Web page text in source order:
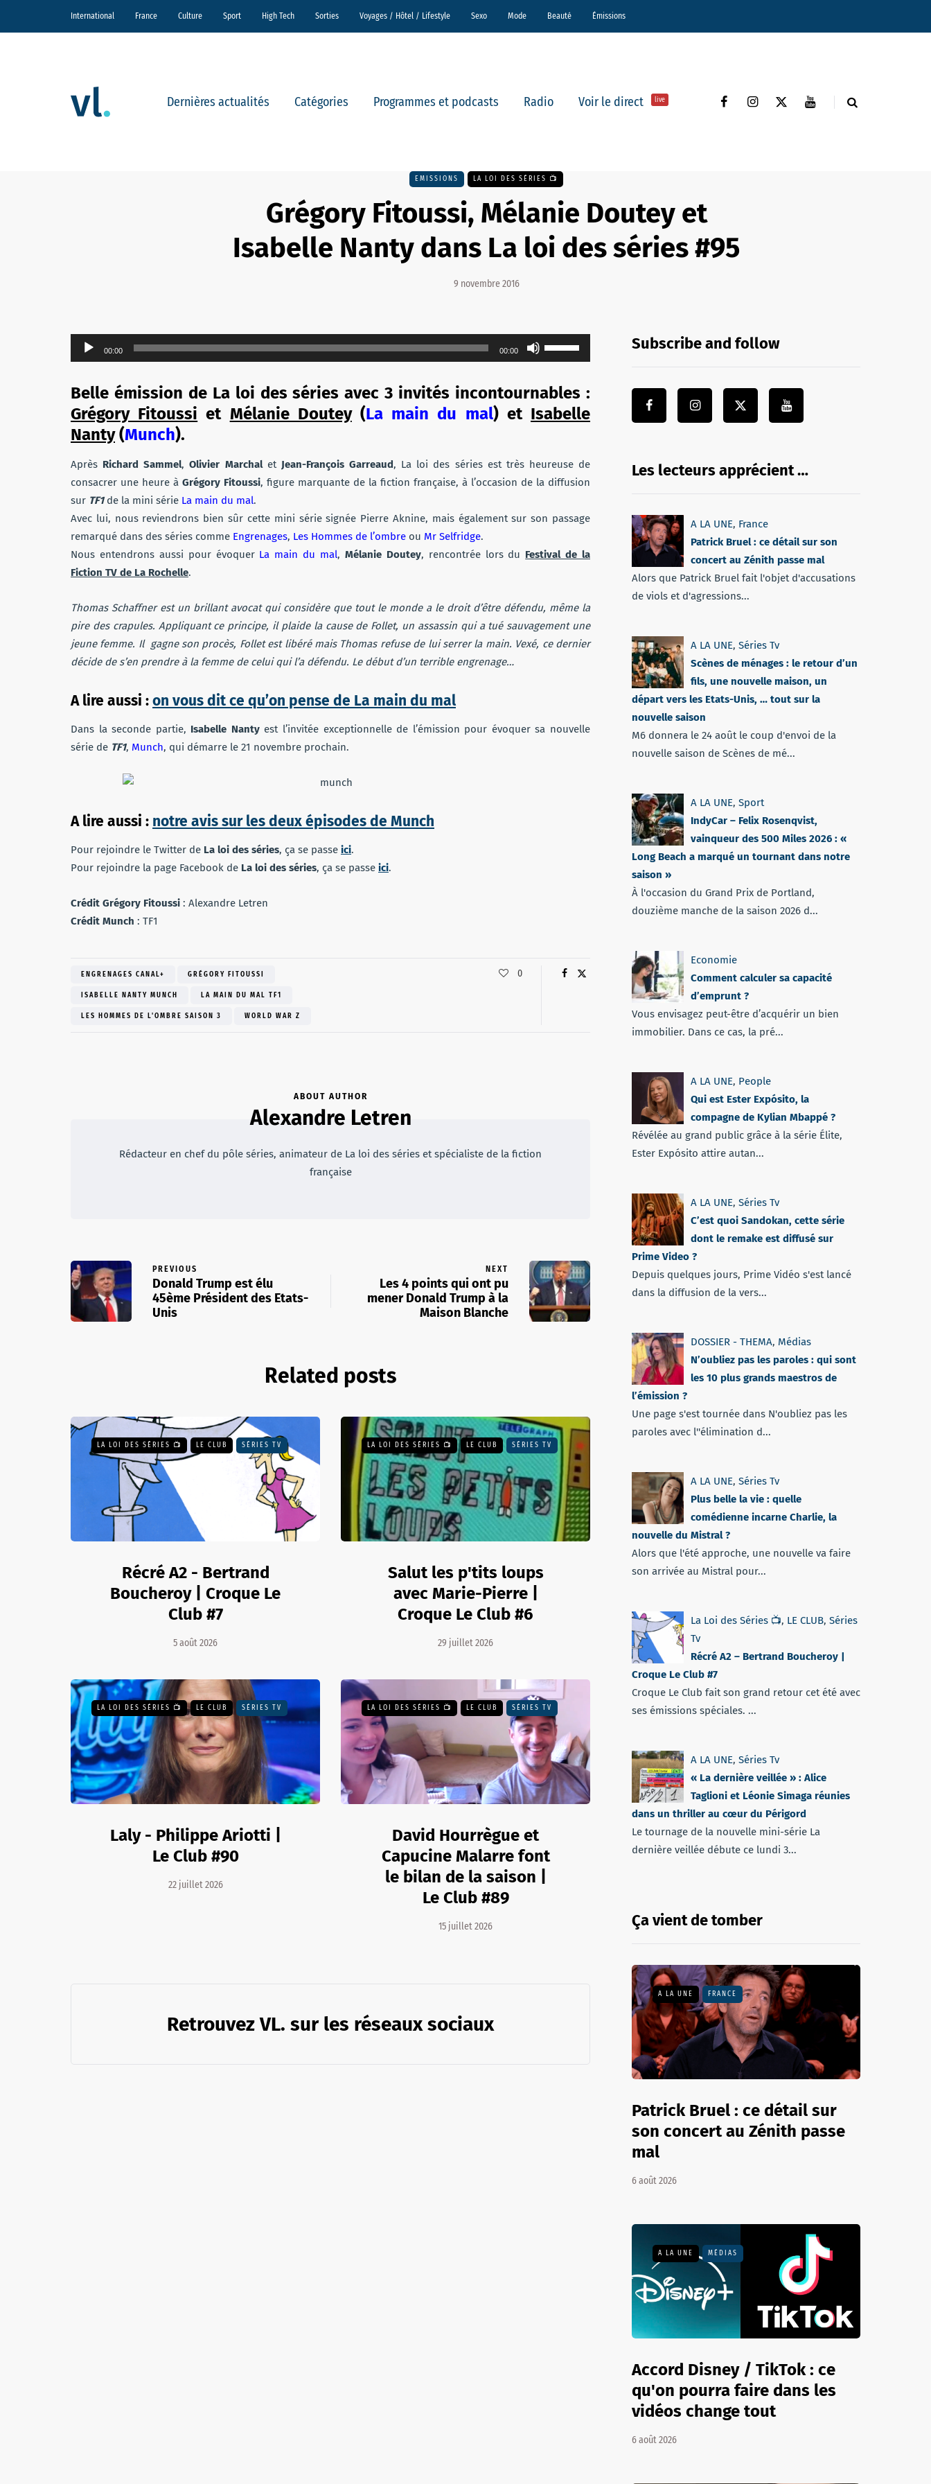
International France Culture Sport High Tech Sorties Voyages / Hôtel / Lifestyle Sexo Mode Beauté Émissions
Dernières actualités Catégories Programmes et podcasts Radio Voir le direct live
EMISSIONS LA LOI DES SÉRIES 📺
Grégory Fitoussi, Mélanie Doutey et
Isabelle Nanty dans La loi des séries #95
9 novembre 2016
Lecteur
audio
00:00 00:00
les
haut/bas
pour
diminuer
le
Belle émission de La loi des séries avec 3 invités incontournables :
Grégory Fitoussi et Mélanie Doutey(La main du mal) et Isabelle
Nanty(Munch).
Après Richard Sammel,Olivier Marchalet Jean-François Garreaud, La loi des séries est très heureuse de
consacrer une heure à Grégory Fitoussi, figure marquante de la fiction française, à l’occasion de la diffusion
sur TF1de la mini série La main du mal.
Avec lui, nous reviendrons bien sûr cette mini série signée Pierre Aknine, mais également sur son passage
remarqué dans des séries comme Engrenages, Les Hommes de l’ombre ou Mr Selfridge.
Nous entendrons aussi pour évoquer La main du mal, Mélanie Doutey, rencontrée lors du Festival de la
Fiction TV de La Rochelle.
Thomas Schaffner est un brillant avocat qui considère que tout le monde a le droit d’être défendu, même la
pire des crapules. Appliquant ce principe, il plaide la cause de Follet, un assassin qui a tué sauvagement une
jeune femme. Il gagne son procès, Follet est libéré mais Thomas refuse de lui serrer la main. Vexé, ce dernier
décide de s’en prendre à la femme de celui qui l’a défendu. Le début d’un terrible engrenage…
A lire aussi :on vous dit ce qu’on pense de La main du mal
Dans la seconde partie, Isabelle Nantyest l’invitée exceptionnelle de l’émission pour évoquer sa nouvelle
série de TF1, Munch, qui démarre le 21 novembre prochain.
A lire aussi : notre avis sur les deux épisodes de Munch
Pour rejoindre le Twitter de La loi des séries, ça se passe ici.
Pour rejoindre la page Facebook de La loi des séries, ça se passe ici.
Crédit Grégory Fitoussi : Alexandre Letren
Crédit Munch : TF1
ENGRENAGES CANAL+ GRÉGORY FITOUSSI
ISABELLE NANTY MUNCH LA MAIN DU MAL TF1
LES HOMMES DE L'OMBRE SAISON 3 WORLD WAR Z
0
ABOUT AUTHOR
Alexandre Letren
Rédacteur en chef du pôle séries, animateur de La loi des séries et spécialiste de la fiction
française
PREVIOUS
Donald Trump est élu
45ème Président des Etats-
Unis
NEXT
Les 4 points qui ont pu
mener Donald Trump à la
Maison Blanche
Related posts
LA LOI DES SÉRIES 📺 LE CLUB SÉRIES TV
Récré A2 - Bertrand
Boucheroy | Croque Le
Club #7
5 août 2026
LA LOI DES SÉRIES 📺 LE CLUB SÉRIES TV
Salut les p'tits loups
avec Marie-Pierre |
Croque Le Club #6
29 juillet 2026
LA LOI DES SÉRIES 📺 LE CLUB SÉRIES TV
Laly - Philippe Ariotti |
Le Club #90
22 juillet 2026
LA LOI DES SÉRIES 📺 LE CLUB SÉRIES TV
David Hourrègue et
Capucine Malarre font
le bilan de la saison |
Le Club #89
15 juillet 2026
Retrouvez VL. sur les réseaux sociaux
Subscribe and follow
Les lecteurs apprécient …
A LA UNE, France
Patrick Bruel : ce détail sur son
concert au Zénith passe mal
Alors que Patrick Bruel fait l'objet d'accusations
de viols et d'agressions...
A LA UNE, Séries Tv
Scènes de ménages : le retour d’un
fils, une nouvelle maison, un
départ vers les Etats-Unis, … tout sur la
nouvelle saison
M6 donnera le 24 août le coup d'envoi de la
nouvelle saison de Scènes de mé...
A LA UNE, Sport
IndyCar – Felix Rosenqvist,
vainqueur des 500 Miles 2026 : «
Long Beach a marqué un tournant dans notre
saison »
À l'occasion du Grand Prix de Portland,
douzième manche de la saison 2026 d...
Economie
Comment calculer sa capacité
d’emprunt ?
Vous envisagez peut-être d’acquérir un bien
immobilier. Dans ce cas, la pré...
A LA UNE, People
Qui est Ester Expósito, la
compagne de Kylian Mbappé ?
Révélée au grand public grâce à la série Élite,
Ester Expósito attire autan...
A LA UNE, Séries Tv
C’est quoi Sandokan, cette série
dont le remake est diffusé sur
Prime Video ?
Depuis quelques jours, Prime Vidéo s'est lancé
dans la diffusion de la vers...
DOSSIER - THEMA, Médias
N’oubliez pas les paroles : qui sont
les 10 plus grands maestros de
l’émission ?
Une page s'est tournée dans N'oubliez pas les
paroles avec l''élimination d...
A LA UNE, Séries Tv
Plus belle la vie : quelle
comédienne incarne Charlie, la
nouvelle du Mistral ?
Alors que l'été approche, une nouvelle va faire
son arrivée au Mistral pour...
La Loi des Séries 📺, LE CLUB, Séries
Tv
Récré A2 – Bertrand Boucheroy |
Croque Le Club #7
Croque Le Club fait son grand retour cet été avec
ses émissions spéciales. ...
A LA UNE, Séries Tv
« La dernière veillée » : Alice
Taglioni et Léonie Simaga réunies
dans un thriller au cœur du Périgord
Le tournage de la nouvelle mini-série La
dernière veillée débute ce lundi 3...
Ça vient de tomber
A LA UNE FRANCE
Patrick Bruel : ce détail sur
son concert au Zénith passe
mal
6 août 2026
A LA UNE MÉDIAS
Accord Disney / TikTok : ce
qu'on pourra faire dans les
vidéos change tout
6 août 2026